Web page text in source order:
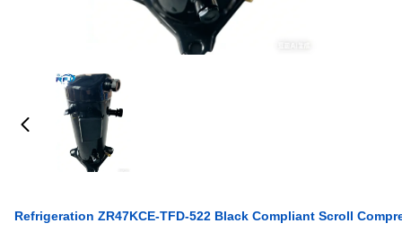
Refrigeration ZR47KCE-TFD-522 Black Compliant Scroll